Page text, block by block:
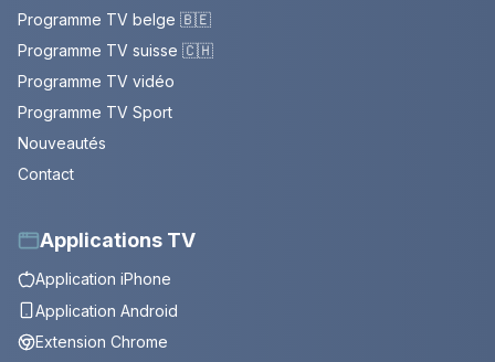
Programme TV belge 🇧🇪
Programme TV suisse 🇨🇭
Programme TV vidéo
Programme TV Sport
Nouveautés
Contact
Applications TV
Application iPhone
Application Android
Extension Chrome